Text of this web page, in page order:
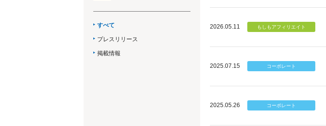
すべて
プレスリリース
掲載情報
2026.05.11
2025.07.15
2025.05.26